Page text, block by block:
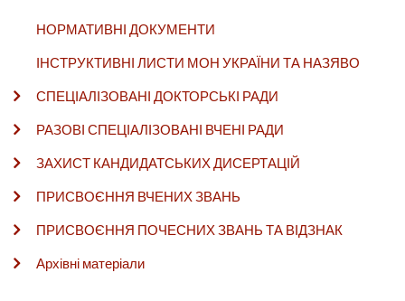
НОРМАТИВНІ ДОКУМЕНТИ
ІНСТРУКТИВНІ ЛИСТИ МОН УКРАЇНИ ТА НАЗЯВО
СПЕЦІАЛІЗОВАНІ ДОКТОРСЬКІ РАДИ
РАЗОВІ СПЕЦІАЛІЗОВАНІ ВЧЕНІ РАДИ
ЗАХИСТ КАНДИДАТСЬКИХ ДИСЕРТАЦІЙ
ПРИСВОЄННЯ ВЧЕНИХ ЗВАНЬ
ПРИСВОЄННЯ ПОЧЕСНИХ ЗВАНЬ ТА ВІДЗНАК
Архівні матеріали